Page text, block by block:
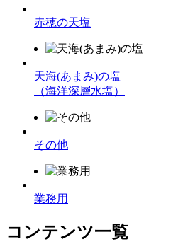
赤穂の天塩
天海(あまみ)の塩
（海洋深層水塩）
その他
業務用
コンテンツ一覧